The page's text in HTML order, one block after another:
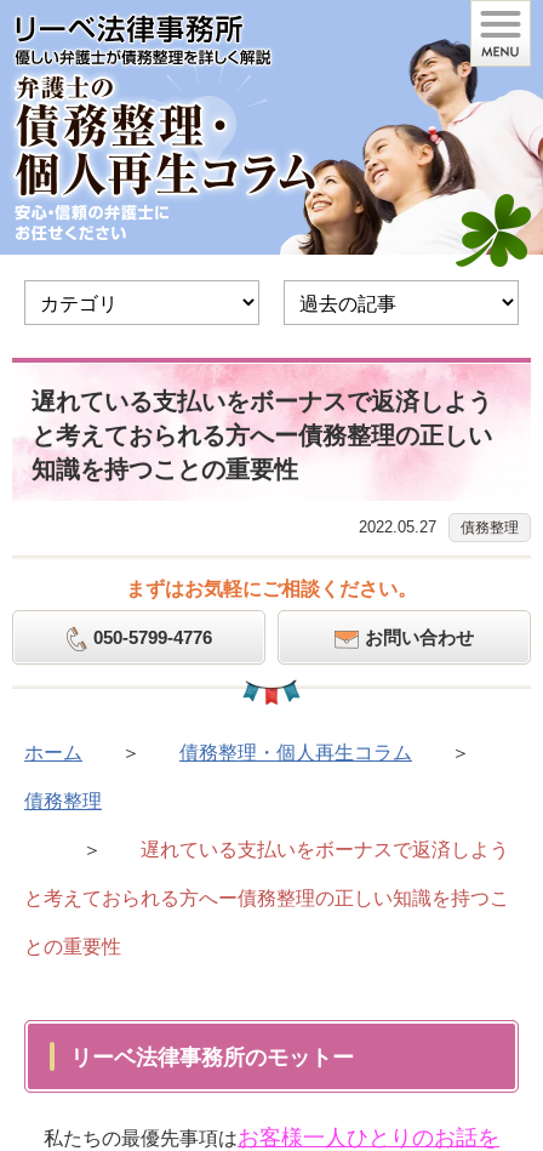
遅れている支払いをボーナスで返済しよう
と考えておられる方へー債務整理の正しい
知識を持つことの重要性
2022.05.27 債務整理
まずはお気軽にご相談ください。
050-5799-4776 お問い合わせ
ホーム ＞ 債務整理・個人再生コラム ＞
債務整理
＞ 遅れている支払いをボーナスで返済しよう
と考えておられる方へー債務整理の正しい知識を持つこ
との重要性
リーベ法律事務所のモットー
私たちの最優先事項はお客様一人ひとりのお話を